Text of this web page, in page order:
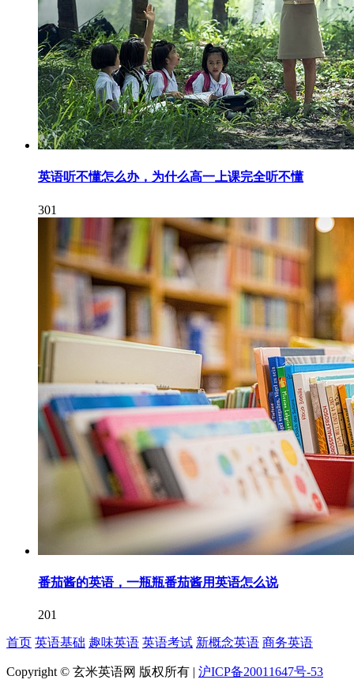
英语听不懂怎么办，为什么高一上课完全听不懂
301
番茄酱的英语，一瓶瓶番茄酱用英语怎么说
201
首页 英语基础 趣味英语 英语考试 新概念英语 商务英语
Copyright © 玄米英语网 版权所有 | 沪ICP备20011647号-53